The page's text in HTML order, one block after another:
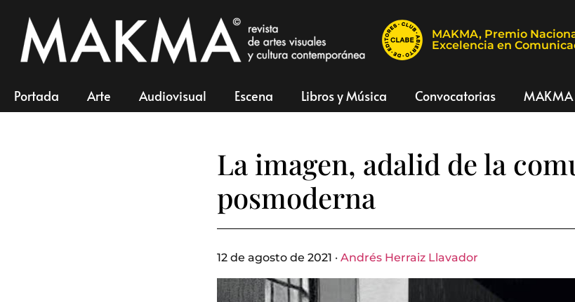
MAKMA, Premio
Excelencia en
Portada Arte Audiovisual Escena Libros y Música Convocatorias MAKMA
La imagen, adalid de la
posmoderna
12 de agosto de 2021 · Andrés Herraiz Llavador